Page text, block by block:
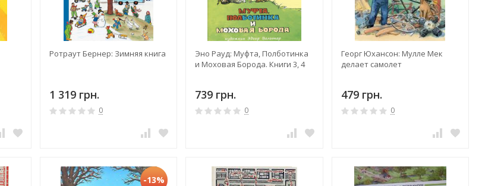
Ротраут Бернер: Зимняя книга
1 319 грн.
0
Эно Рауд: Муфта, Полботинка
и Моховая Борода. Книги 3, 4
739 грн.
0
Георг Юхансон: Мулле Мек
делает самолет
479 грн.
0
-13%